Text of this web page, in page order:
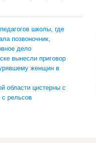
школы, где
позвоночник,
дело
вынесли приговор
женщин в
области цистерны с
рельсов